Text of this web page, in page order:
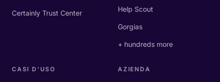
Certainly Trust Center Help Scout
Gorgias
+ hundreds more
CASI D'USO AZIENDA